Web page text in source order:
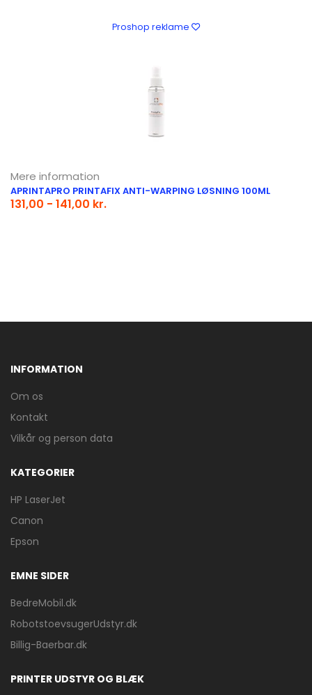
Proshop reklame
Mere information
APRINTAPRO PRINTAFIX ANTI-WARPING LØSNING 100ML
131,00 - 141,00 kr.
INFORMATION
Om os
Kontakt
Vilkår og person data
KATEGORIER
HP LaserJet
Canon
Epson
EMNE SIDER
BedreMobil.dk
RobotstoevsugerUdstyr.dk
Billig-Baerbar.dk
PRINTER UDSTYR OG BLÆK